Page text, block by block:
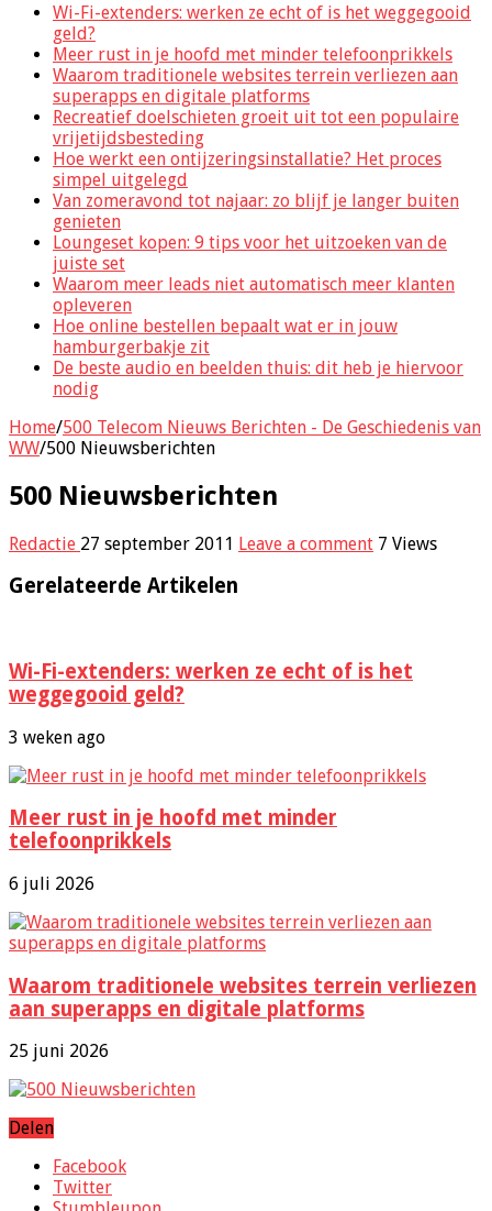
Wi-Fi-extenders: werken ze echt of is het weggegooid
geld?
Meer rust in je hoofd met minder telefoonprikkels
Waarom traditionele websites terrein verliezen aan
superapps en digitale platforms
Recreatief doelschieten groeit uit tot een populaire
vrijetijdsbesteding
Hoe werkt een ontijzeringsinstallatie? Het proces
simpel uitgelegd
Van zomeravond tot najaar: zo blijf je langer buiten
genieten
Loungeset kopen: 9 tips voor het uitzoeken van de
juiste set
Waarom meer leads niet automatisch meer klanten
opleveren
Hoe online bestellen bepaalt wat er in jouw
hamburgerbakje zit
De beste audio en beelden thuis: dit heb je hiervoor
nodig
Home/500 Telecom Nieuws Berichten - De Geschiedenis van
WW/500 Nieuwsberichten
500 Nieuwsberichten
Redactie 27 september 2011 Leave a comment 7 Views
Gerelateerde Artikelen
Wi-Fi-extenders: werken ze echt of is het
weggegooid geld?
3 weken ago
Meer rust in je hoofd met minder
telefoonprikkels
6 juli 2026
Waarom traditionele websites terrein verliezen
aan superapps en digitale platforms
25 juni 2026
Delen
Facebook
Twitter